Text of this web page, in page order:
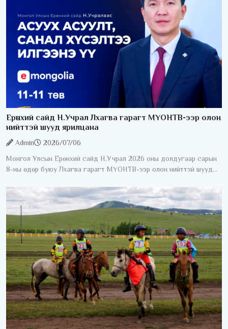
Ерөнхий сайд Н.Учрал Лхагва гарагт МҮОНТВ-ээр олон
нийттэй шууд ярилцана
Admin
2026/07/06
Монгол Улсын Ерөнхий сайд Н.Учрал 2026 оны долдугаар сарын
8-ны өдөр буюу Лхагва гарагт МҮОНТВ-ээр олон нийттэй шууд